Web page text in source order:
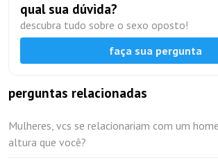
qual sua dúvida?
descubra tudo sobre o sexo oposto!
faça sua pergunta
perguntas relacionadas
Mulheres, vcs se relacionariam com um
altura que você?